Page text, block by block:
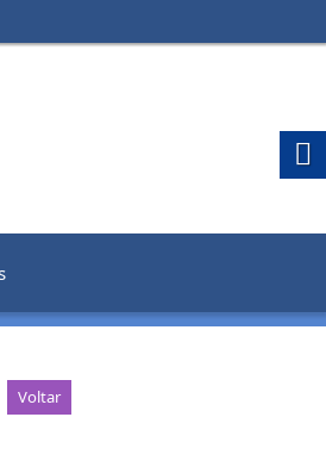
Voltar